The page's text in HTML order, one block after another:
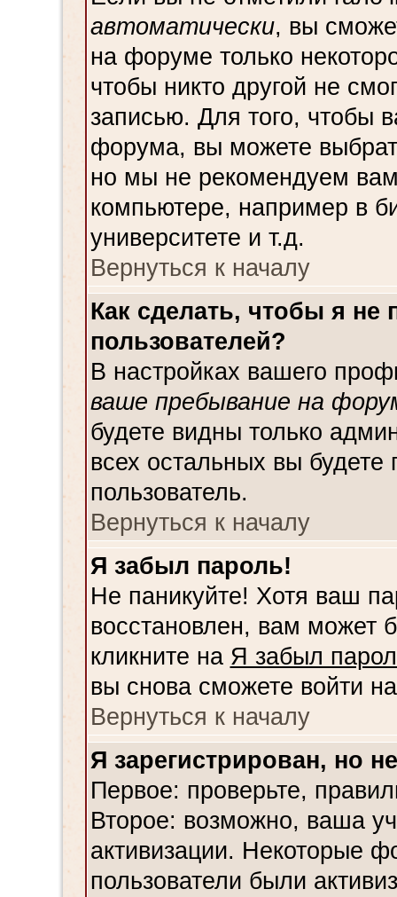
автоматически, вы
на форуме только
чтобы никто другой не
записью. Для того, чтобы
форума, вы можете
но мы не рекомендуем
компьютере, например в
университете и т.д.
Вернуться к началу
Как сделать, чтобы я не
пользователей?
В настройках вашего
ваше пребывание на
будете видны только
всех остальных вы будете
пользователь.
Вернуться к началу
Я забыл пароль!
Не паникуйте! Хотя ваш
восстановлен, вам может
кликните на Я забыл
вы снова сможете войти
Вернуться к началу
Я зарегистрирован, но
Первое: проверьте,
Второе: возможно, ваша
активизации. Некоторые
пользователи были